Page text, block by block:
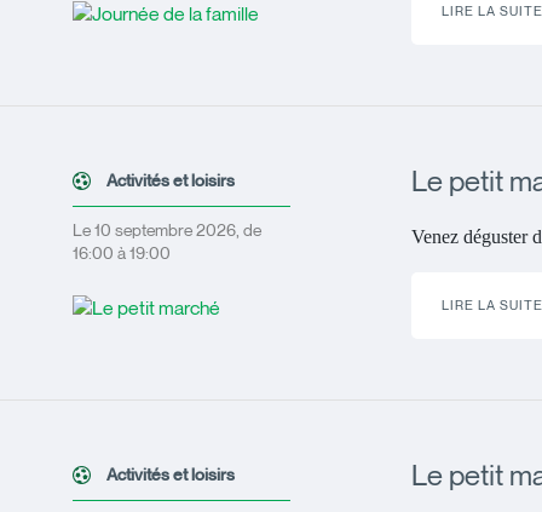
LIRE LA SUITE
Activités et loisirs
Le 10 septembre 2026, de
16:00 à 19:00
Le petit
Venez déguster
LIRE LA SUITE
Activités et loisirs Le petit